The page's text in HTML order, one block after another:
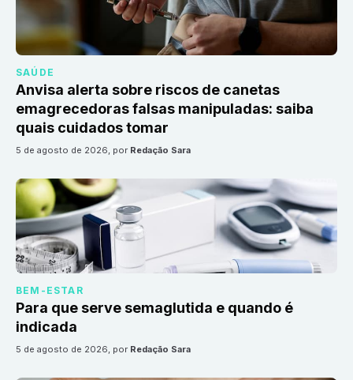
SAÚDE
Anvisa alerta sobre riscos de canetas
emagrecedoras falsas manipuladas: saiba
quais cuidados tomar
5 de agosto de 2026, por Redação Sara
BEM-ESTAR
Para que serve semaglutida e quando é
indicada
5 de agosto de 2026, por Redação Sara